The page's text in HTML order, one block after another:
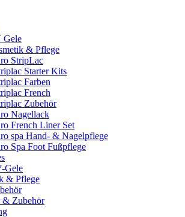
Gele
& Pflege
StripLac
Starter Kits
Farben
French
Zubehör
Nagellack
French Liner Set
spa Hand- & Nagelpflege
Spa Foot Fußpflege
Gele
& Pflege
& Zubehör